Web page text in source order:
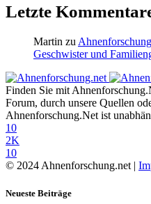
Letzte
Martin zu
Geschwister und
Finden Sie mit
Forum, durch unsere Quellen
Ahnenforschung.Net ist
10
2K
10
© 2024 Ahnenforschung.net |
Neueste Beiträge